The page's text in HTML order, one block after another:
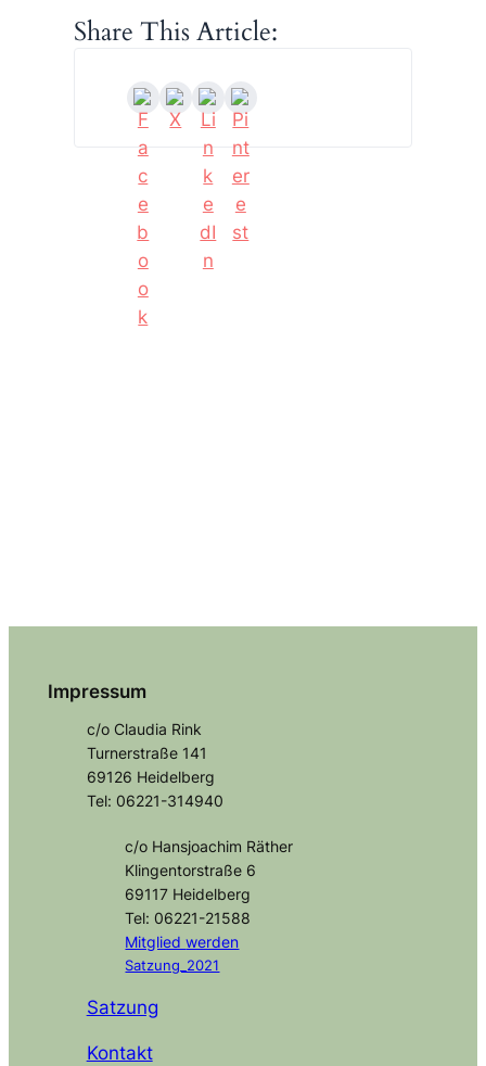
Share This Article:
Impressum
c/o Claudia Rink
Turnerstraße 141
69126 Heidelberg
Tel: 06221-314940
c/o Hansjoachim Räther
Klingentorstraße 6
69117 Heidelberg
Tel: 06221-21588
Mitgliedwerden
Satzung_2021
Satzung
Kontakt